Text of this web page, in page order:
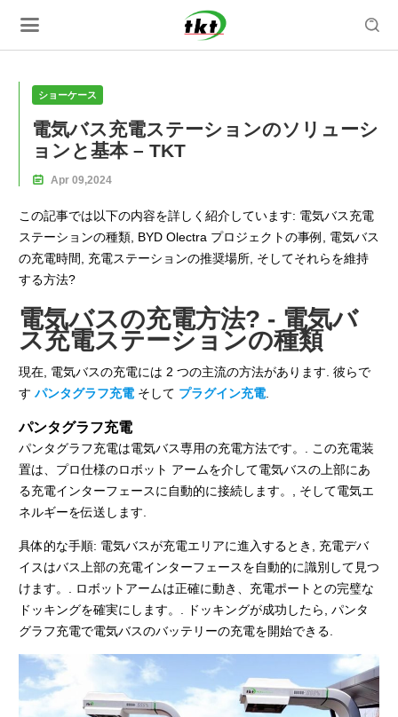

ショーケース
電気バス充電ステーションのソリューシ
ョンと基本 – TKT
 Apr 09,2024
この記事では以下の内容を詳しく紹介しています: 電気バス充電
ステーションの種類, BYD Olectra プロジェクトの事例, 電気バス
の充電時間, 充電ステーションの推奨場所, そしてそれらを維持
する方法?
電気バスの充電方法? - 電気バ
ス充電ステーションの種類
現在, 電気バスの充電には 2 つの主流の方法があります. 彼らで
す パンタグラフ充電 そして プラグイン充電
パンタグラフ充電
パンタグラフ充電は電気バス専用の充電方法です。. この充電装
置は、プロ仕様のロボット アームを介して電気バスの上部にあ
る充電インターフェースに自動的に接続します。, そして電気エ
ネルギーを伝送します.
具体的な手順: 電気バスが充電エリアに進入するとき, 充電デバ
イスはバス上部の充電インターフェースを自動的に識別して見つ
けます。. ロボットアームは正確に動き、充電ポートとの完璧な
ドッキングを確実にします。. ドッキングが成功したら, パンタ
グラフ充電で電気バスのバッテリーの充電を開始できる.